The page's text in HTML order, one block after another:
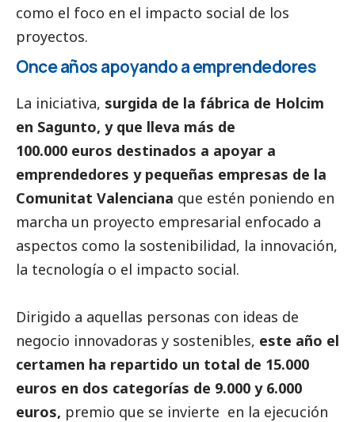
como el foco en el impacto social de los
proyectos.
Once años apoyando a emprendedores
La iniciativa, surgida de la fábrica de Holcim
en Sagunto, y que lleva más de
100.000 euros destinados a apoyar a
emprendedores y pequeñas empresas de la
Comunitat Valenciana que estén poniendo en
marcha un proyecto empresarial enfocado a
aspectos como la sostenibilidad, la innovación,
la tecnología o el impacto social.
Dirigido a aquellas personas con ideas de
negocio innovadoras y sostenibles, este año el
certamen ha repartido un total de 15.000
euros en dos categorías de 9.000 y 6.000
euros, premio que se invierte en la ejecución